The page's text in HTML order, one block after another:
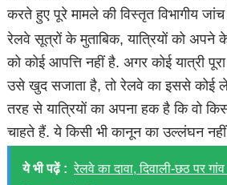
करते हुए पूरे मामले की विस्तृत विभागीय
रेलवे सूत्रों के मुताबिक, यात्रियों को अपने
को कोई आपत्ति नहीं है. अगर कोई यात्री
उसे खुद सजाता है, तो रेलवे का इससे कोई
तरह से यात्रियों का अपना हक है कि वो
चाहते हैं. ये किसी भी कानून का उल्लंघन नहीं
ये भी पढ़ें : रेलवे का दावा, दिवाली-छठ पर